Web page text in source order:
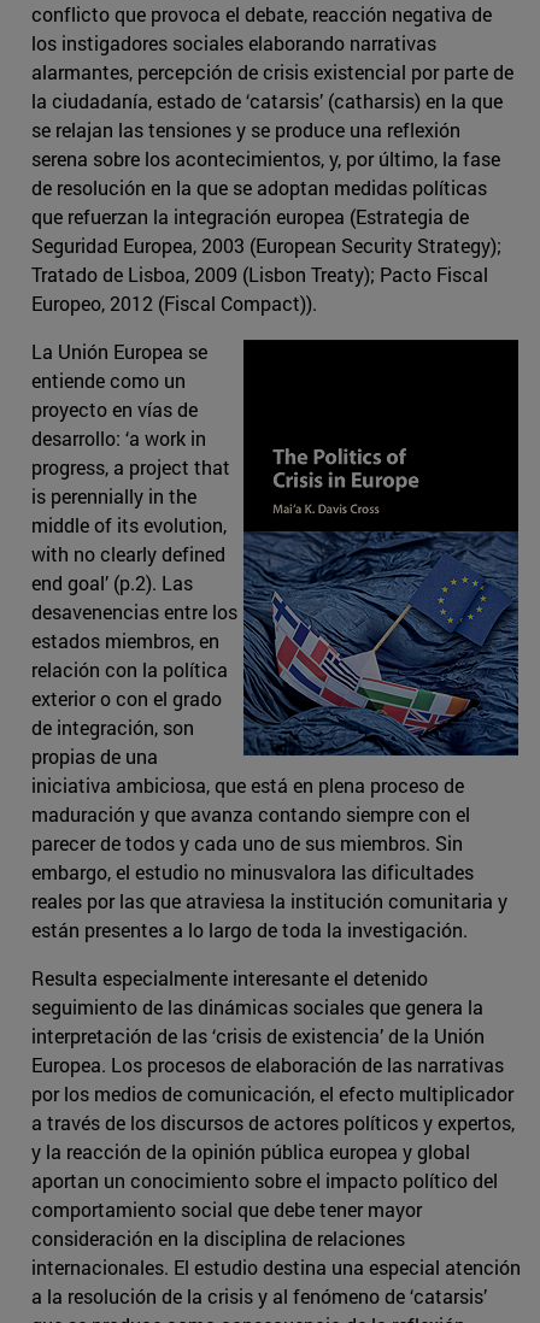
conflicto que provoca el debate, reacción negativa de
los instigadores sociales elaborando narrativas
alarmantes, percepción de crisis existencial por parte de
la ciudadanía, estado de ‘catarsis’ (catharsis) en la que
se relajan las tensiones y se produce una reflexión
serena sobre los acontecimientos, y, por último, la fase
de resolución en la que se adoptan medidas políticas
que refuerzan la integración europea (Estrategia de
Seguridad Europea, 2003 (European Security Strategy);
Tratado de Lisboa, 2009 (Lisbon Treaty); Pacto Fiscal
Europeo, 2012 (Fiscal Compact)).
La Unión Europea se
entiende como un
proyecto en vías de
desarrollo: ‘a work in
progress, a project that
is perennially in the
middle of its evolution,
with no clearly defined
end goal’ (p.2). Las
desavenencias entre los
estados miembros, en
relación con la política
exterior o con el grado
de integración, son
propias de una
iniciativa ambiciosa, que está en plena proceso de
maduración y que avanza contando siempre con el
parecer de todos y cada uno de sus miembros. Sin
embargo, el estudio no minusvalora las dificultades
reales por las que atraviesa la institución comunitaria y
están presentes a lo largo de toda la investigación.
Resulta especialmente interesante el detenido
seguimiento de las dinámicas sociales que genera la
interpretación de las ‘crisis de existencia’ de la Unión
Europea. Los procesos de elaboración de las narrativas
por los medios de comunicación, el efecto multiplicador
a través de los discursos de actores políticos y expertos,
y la reacción de la opinión pública europea y global
aportan un conocimiento sobre el impacto político del
comportamiento social que debe tener mayor
consideración en la disciplina de relaciones
internacionales. El estudio destina una especial atención
a la resolución de la crisis y al fenómeno de ‘catarsis’